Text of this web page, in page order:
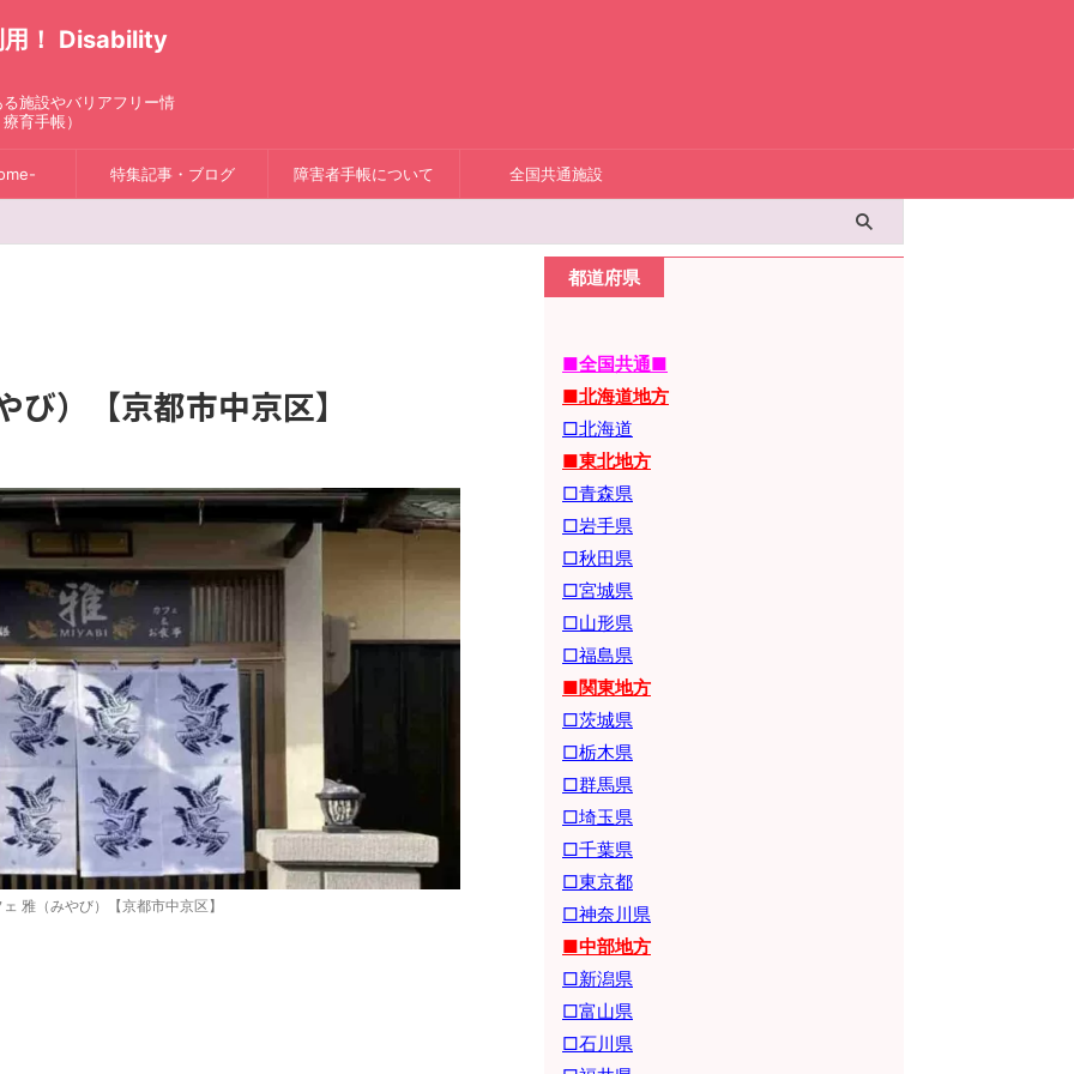
用！ Disability
施設やバリアフリー情
育手帳）
特集記事・ブログ 障害者手帳について 全国共通施設
）【京都市中京区】
雅（みやび）【京都市中京区】
都道府県
■全国共通■
■北海道地方
□北海道
■東北地方
□青森県
□岩手県
□秋田県
□宮城県
□山形県
□福島県
■関東地方
□茨城県
□栃木県
□群馬県
□埼玉県
□千葉県
□東京都
□神奈川県
■中部地方
□新潟県
□富山県
□石川県